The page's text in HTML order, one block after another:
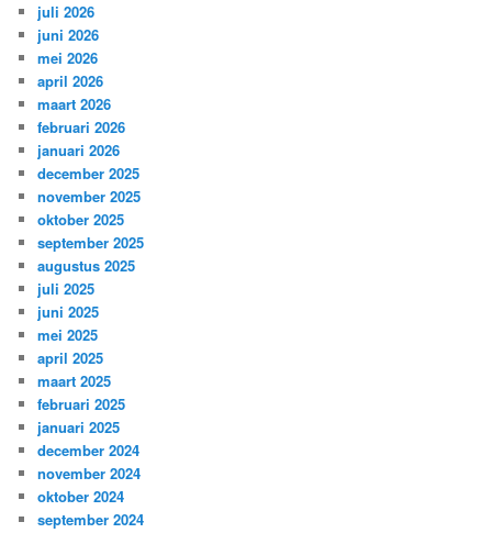
juli 2026
juni 2026
mei 2026
april 2026
maart 2026
februari 2026
januari 2026
december 2025
november 2025
oktober 2025
september 2025
augustus 2025
juli 2025
juni 2025
mei 2025
april 2025
maart 2025
februari 2025
januari 2025
december 2024
november 2024
oktober 2024
september 2024